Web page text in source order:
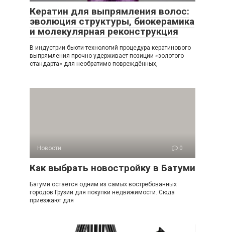
Кератин для выпрямления волос:
эволюция структуры, биокерамика
и молекулярная реконструкция
В индустрии бьюти-технологий процедура кератинового
выпрямления прочно удерживает позиции «золотого
стандарта» для необратимо повреждённых,
Новости 0
Как выбрать новостройку в Батуми
Батуми остается одним из самых востребованных
городов Грузии для покупки недвижимости. Сюда
приезжают для